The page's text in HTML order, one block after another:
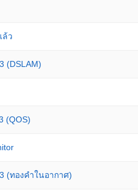
ล้ว
(DSLAM)
(QOS)
(ทองคำในอากาศ)